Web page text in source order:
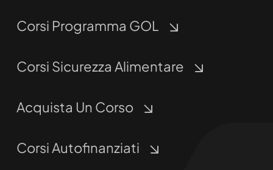
Corsi Programma GOL
Corsi Sicurezza Alimentare
Acquista Un Corso
Corsi Autofinanziati